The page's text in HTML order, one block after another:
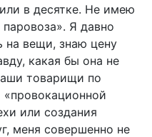
в десятке. Не имею
Я давно
на вещи, знаю цену
какая бы она не
товарищи по
или создания
меня совершенно не